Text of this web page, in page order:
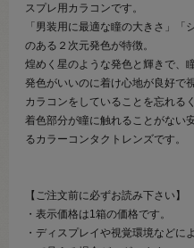
スプレ用カラコンです。
「男装用に最適な瞳の大きさ」
のある２次元発色が特徴。
煌めく星のような発色と輝きで、
発色がいいのに着け心地が良好で
カラコンをしていることを忘れる
着色部分が瞳に触れることがない
るカラーコンタクトレンズです。
【ご注文前に必ずお読み下さい】
・表示価格は1箱の価格です。
・ディスプレイや視覚環境などに